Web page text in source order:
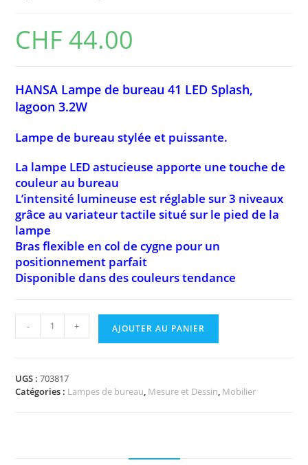
CHF 44.00
HANSA Lampe de bureau 41 LED Splash,
lagoon 3.2W
Lampe de bureau stylée et puissante.
La lampe LED astucieuse apporte une touche de
couleur au bureau
L’intensité lumineuse est réglable sur 3 niveaux
grâce au variateur tactile situé sur le pied de la
lampe
Bras flexible en col de cygne pour un
positionnement parfait
Disponible dans des couleurs tendance
quantité
de
bureau
- + AJOUTER AU PANIER
UGS :703817
Catégories : Lampes de bureau, Mesure et Dessin, Mobilier